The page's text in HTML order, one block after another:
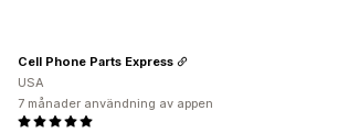
Cell Phone Parts Express
USA
7 månader användning av appen